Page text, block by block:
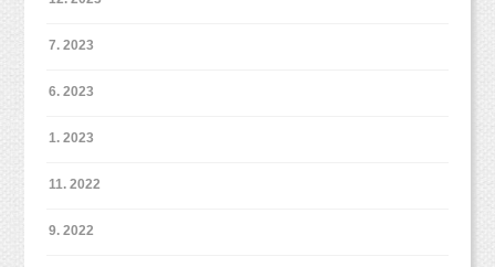
7. 2023
6. 2023
1. 2023
11. 2022
9. 2022